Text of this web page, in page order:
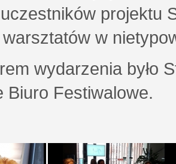
projektu
w
wydarzenia było
Biuro Festiwalowe.